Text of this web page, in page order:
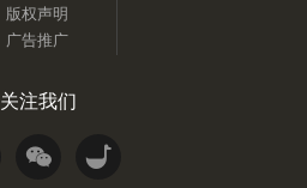
版权声明
广告推广
关注我们